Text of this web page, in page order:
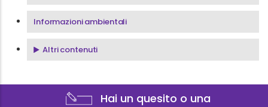
Informazioni ambientali
Altri contenuti
Hai un quesito o una